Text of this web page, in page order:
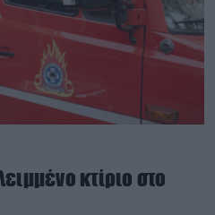
κτίριο στο